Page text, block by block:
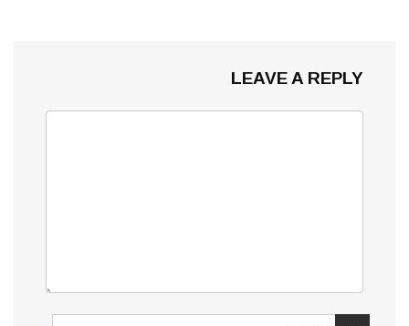
LEAVE A REPLY